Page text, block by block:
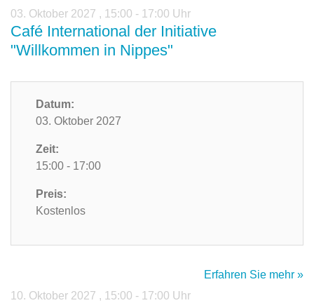
03. Oktober 2027 , 15:00 - 17:00 Uhr
Café International der Initiative
"Willkommen in Nippes"
Datum:
03. Oktober 2027
Zeit:
15:00 - 17:00
Preis:
Kostenlos
Erfahren Sie mehr »
10. Oktober 2027 , 15:00 - 17:00 Uhr